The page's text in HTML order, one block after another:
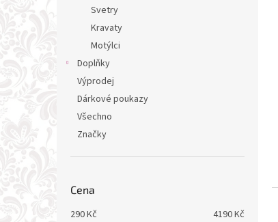
Svetry
Kravaty
Motýlci
Doplňky
Výprodej
Dárkové poukazy
Všechno
Značky
Cena
290Kč 4190Kč